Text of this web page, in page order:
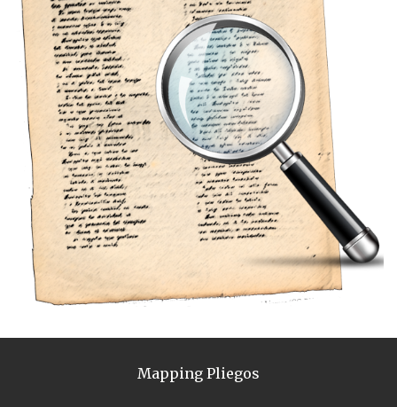
Mapping Pliegos